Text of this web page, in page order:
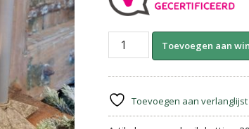
Kruik
(±60
cm)
Toevoegen aan
Toevoegen aan verlanglijst